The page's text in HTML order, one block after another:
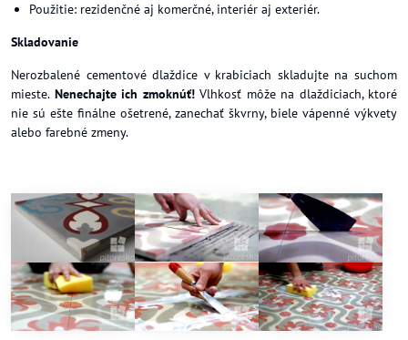
Použitie: rezidenčné aj komerčné, interiér aj exteriér.
Skladovanie
Nerozbalené cementové dlaždice v krabiciach skladujte na suchom
mieste. Nenechajte ich zmoknúť!Vlhkosť môže na dlaždiciach, ktoré
nie sú ešte finálne ošetrené, zanechať škvrny, biele vápenné výkvety
alebo farebné zmeny.